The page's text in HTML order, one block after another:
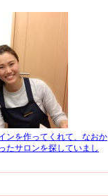
ンを作ってくれて、なおか
たサロンを探していまし